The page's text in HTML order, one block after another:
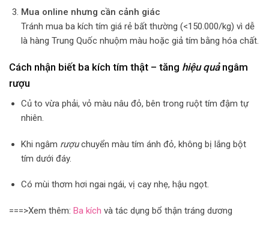
Mua online nhưng cần cảnh giác
Tránh mua ba kích tím giá rẻ bất thường (<150.000/kg) vì dễ
là hàng Trung Quốc nhuộm màu hoặc giả tím bằng hóa chất.
Cách nhận biết ba kích tím thật – tăng hiệu quả ngâm
rượu
Củ to vừa phải, vỏ màu nâu đỏ, bên trong ruột tím đậm tự
nhiên.
Khi ngâm rượuchuyển màu tím ánh đỏ, không bị lắng bột
tím dưới đáy.
Có mùi thơm hơi ngai ngái, vị cay nhẹ, hậu ngọt.
===>Xem thêm: Ba kích và tác dụng bổ thận tráng dương